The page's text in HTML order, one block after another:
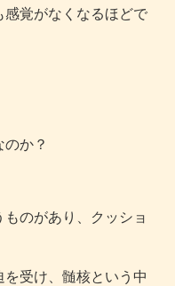
覚がなくなるほどで
か？
のがあり、クッショ
受け、髄核という中